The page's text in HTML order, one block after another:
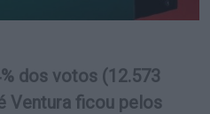
dos votos (12.573
Ventura ficou pelos